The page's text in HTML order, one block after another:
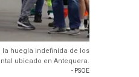
la huegla indefinida de los
ubicado en Antequera.
- PSOE